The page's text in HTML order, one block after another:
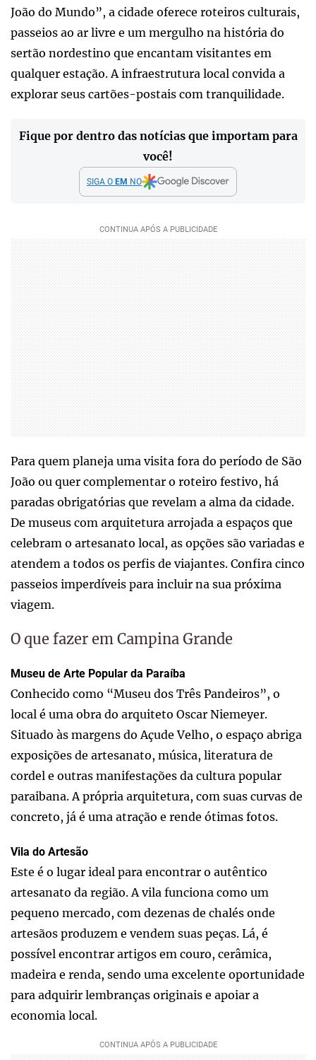
João do Mundo”, a cidade oferece roteiros culturais,
passeios ao ar livre e um mergulho na história do
sertão nordestino que encantam visitantes em
qualquer estação. A infraestrutura local convida a
explorar seus cartões-postais com tranquilidade.
Fique por dentro das notícias que importam para
você!
SIGA O EM NO
Para quem planeja uma visita fora do período de São
João ou quer complementar o roteiro festivo, há
paradas obrigatórias que revelam a alma da cidade.
De museus com arquitetura arrojada a espaços que
celebram o artesanato local, as opções são variadas e
atendem a todos os perfis de viajantes. Confira cinco
passeios imperdíveis para incluir na sua próxima
viagem.
O que fazer em Campina Grande
Museu de Arte Popular da Paraíba
Conhecido como “Museu dos Três Pandeiros”, o
local é uma obra do arquiteto Oscar Niemeyer.
Situado às margens do Açude Velho, o espaço abriga
exposições de artesanato, música, literatura de
cordel e outras manifestações da cultura popular
paraibana. A própria arquitetura, com suas curvas de
concreto, já é uma atração e rende ótimas fotos.
Vila do Artesão
Este é o lugar ideal para encontrar o autêntico
artesanato da região. A vila funciona como um
pequeno mercado, com dezenas de chalés onde
artesãos produzem e vendem suas peças. Lá, é
possível encontrar artigos em couro, cerâmica,
madeira e renda, sendo uma excelente oportunidade
para adquirir lembranças originais e apoiar a
economia local.